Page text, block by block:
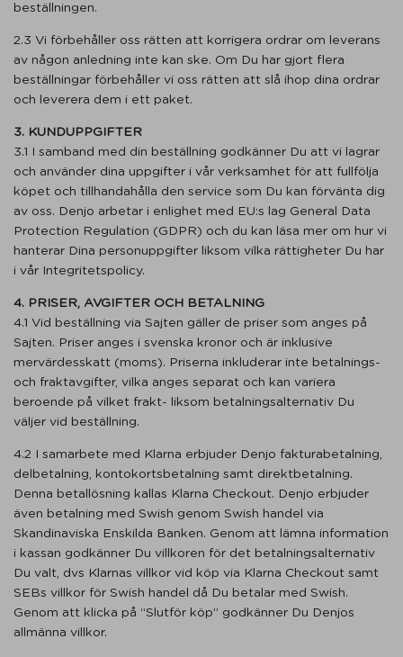
beställningen.
2.3 Vi förbehåller oss rätten att korrigera ordrar om leverans
av någon anledning inte kan ske. Om Du har gjort flera
beställningar förbehåller vi oss rätten att slå ihop dina ordrar
och leverera dem i ett paket.
3. KUNDUPPGIFTER
3.1 I samband med din beställning godkänner Du att vi lagrar
och använder dina uppgifter i vår verksamhet för att fullfölja
köpet och tillhandahålla den service som Du kan förvänta dig
av oss. Denjo arbetar i enlighet med EU:s lag General Data
Protection Regulation (GDPR) och du kan läsa mer om hur vi
hanterar Dina personuppgifter liksom vilka rättigheter Du har
i vår Integritetspolicy.
4. PRISER, AVGIFTER OCH BETALNING
4.1 Vid beställning via Sajten gäller de priser som anges på
Sajten. Priser anges i svenska kronor och är inklusive
mervärdesskatt (moms). Priserna inkluderar inte betalnings-
och fraktavgifter, vilka anges separat och kan variera
beroende på vilket frakt- liksom betalningsalternativ Du
väljer vid beställning.
4.2 I samarbete med Klarna erbjuder Denjo fakturabetalning,
delbetalning, kontokortsbetalning samt direktbetalning.
Denna betallösning kallas Klarna Checkout. Denjo erbjuder
även betalning med Swish genom Swish handel via
Skandinaviska Enskilda Banken. Genom att lämna information
i kassan godkänner Du villkoren för det betalningsalternativ
Du valt, dvs Klarnas villkor vid köp via Klarna Checkout samt
SEBs villkor för Swish handel då Du betalar med Swish.
Genom att klicka på “Slutför köp” godkänner Du Denjos
allmänna villkor.